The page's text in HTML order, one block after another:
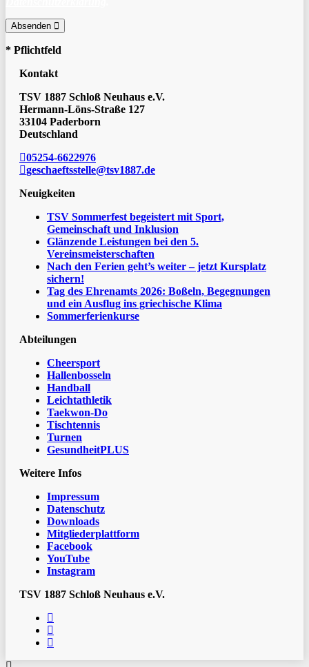
Absenden
* Pflichtfeld
Kontakt
TSV 1887 Schloß Neuhaus e.V.
Hermann-Löns-Straße 127
33104 Paderborn
Deutschland
05254-6622976
geschaeftsstelle@tsv1887.de
Neuigkeiten
TSV Sommerfest begeistert mit Sport,
Gemeinschaft und Inklusion
Glänzende Leistungen bei den 5.
Vereinsmeisterschaften
Nach den Ferien geht’s weiter – jetzt Kursplatz
sichern!
Tag des Ehrenamts 2026: Boßeln, Begegnungen
und ein Ausflug ins griechische Klima
Sommerferienkurse
Abteilungen
Cheersport
Hallenbosseln
Handball
Leichtathletik
Taekwon-Do
Tischtennis
Turnen
GesundheitPLUS
Weitere Infos
Impressum
Datenschutz
Downloads
Mitgliederplattform
Facebook
YouTube
Instagram
TSV 1887 Schloß Neuhaus e.V.